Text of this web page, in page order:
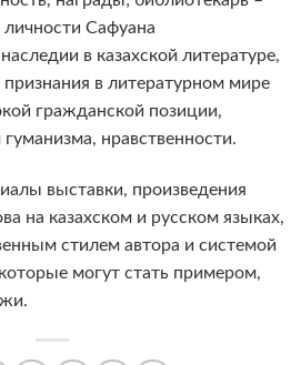
личности Сафуана
в казахской литературе,
в литературном мире
гражданской позиции,
нравственности.
выставки, произведения
на казахском и русском языках,
стилем автора и системой
могут стать примером,